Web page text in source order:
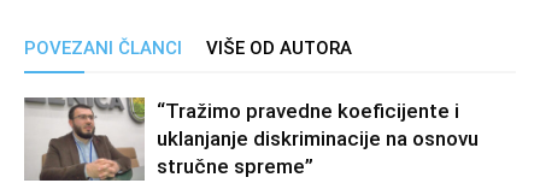
POVEZANI ČLANCI VIŠE OD AUTORA
“Tražimo pravedne koeficijente i
uklanjanje diskriminacije na osnovu
stručne spreme”